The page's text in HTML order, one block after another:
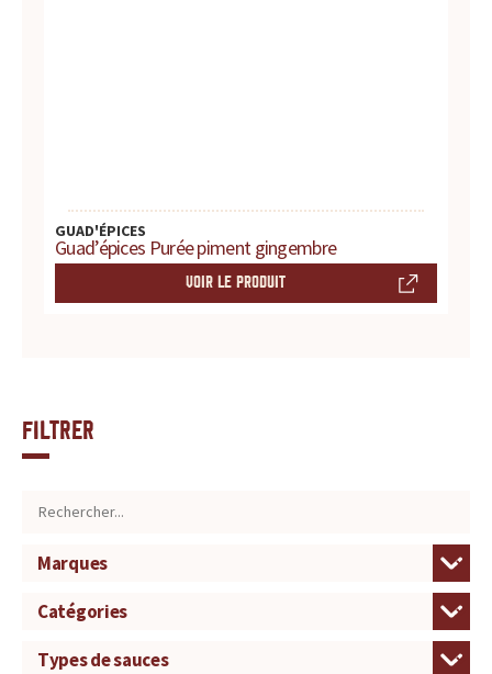
GUAD'ÉPICES
Guad’épices Purée piment gingembre
VOIR LE PRODUIT
Filtrer